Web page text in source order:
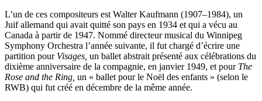
L’un de ces compositeurs est Walter Kaufmann (1907–1984), un
Juif allemand qui avait quitté son pays en 1934 et qui a vécu au
Canada à partir de 1947. Nommé directeur musical du Winnipeg
Symphony Orchestra l’année suivante, il fut chargé d’écrire une
partition pour Visages, un ballet abstrait présenté aux célébrations du
dixième anniversaire de la compagnie, en janvier 1949, et pour The
Rose and the Ring, un « ballet pour le Noël des enfants » (selon le
RWB) qui fut créé en décembre de la même année.